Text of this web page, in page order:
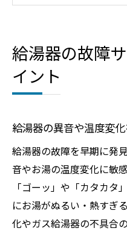
お湯が出ない時
突然お湯が出ない時
給湯器の電源が
る
ガス給湯器が故
給湯器のリモコ
給湯器故障時
家事や入浴を守る
給湯器の故障
イント
給湯器の異音や温度変
給湯器の故障を早期に発
音やお湯の温度変化に敏
「ゴーッ」や「カタカタ
にお湯がぬるい・熱すぎ
化やガス給湯器の不具合